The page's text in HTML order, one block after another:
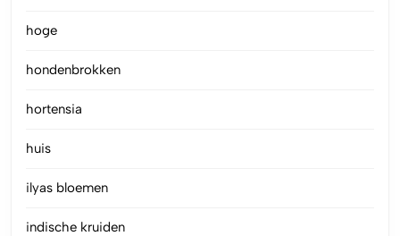
hoge
hondenbrokken
hortensia
huis
ilyas bloemen
indische kruiden